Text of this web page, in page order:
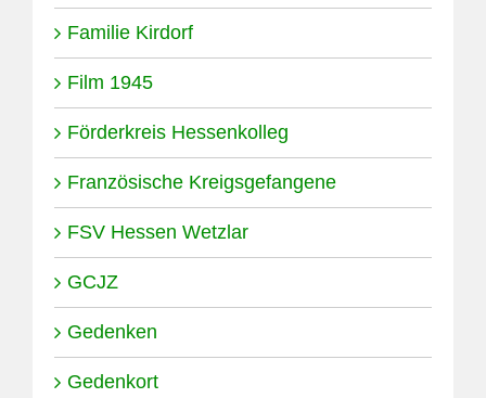
Familie Kirdorf
Film 1945
Förderkreis Hessenkolleg
Französische Kreigsgefangene
FSV Hessen Wetzlar
GCJZ
Gedenken
Gedenkort